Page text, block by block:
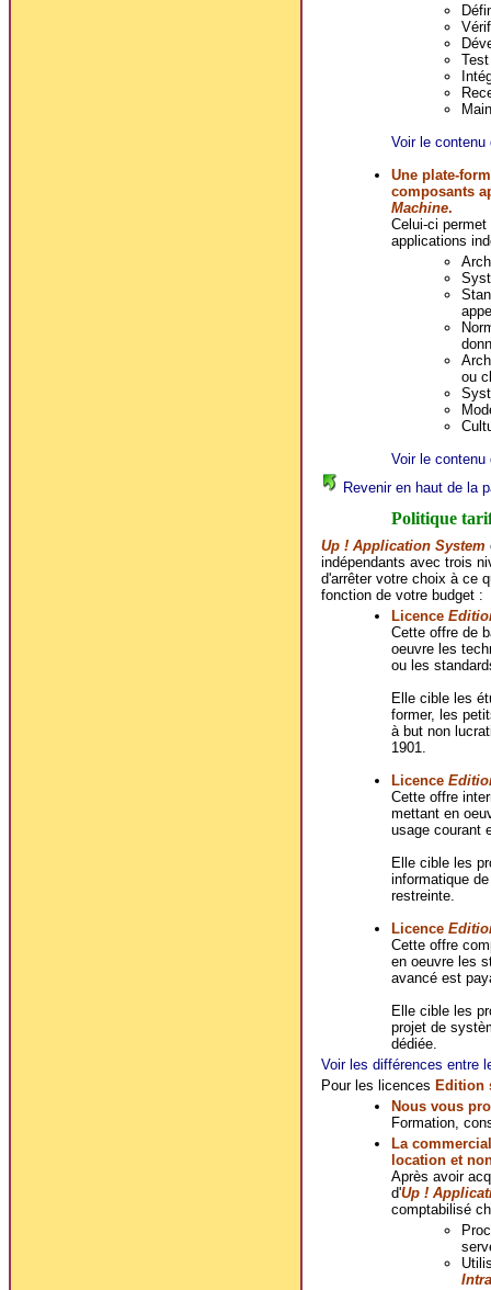
Voir le contenu
Une plate-
composants
Machine.
Celui-ci
applications
ou
Voir le contenu
Revenir en haut de la
Politique
Up ! Application System
indépendants avec trois
d'arrêter votre choix à ce
fonction de votre budget :
Licence
Cette offre de
oeuvre les
ou les
Elle cible les
former, les
à but non
1901.
Licence
Cette offre
mettant en
usage courant
Elle cible les
informatique
restreinte.
Licence
Cette offre
en oeuvre les
avancé est
Elle cible les
projet de
dédiée.
Voir les différences entre
Pour les licences Edition
Nous vous
Formation,
La
location et
Après avoir
d'Up !
comptabilisé